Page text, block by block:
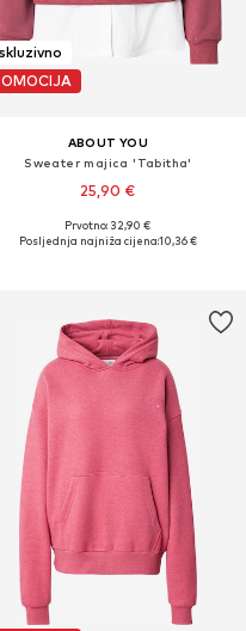
ABOUT YOU
Sweater majica 'Tabitha'
25,90 €
Dostupne veličine: XS, S, M, L, XL
Prvotno: 32,90 €
Posljednja najniža cijena:10,36 €